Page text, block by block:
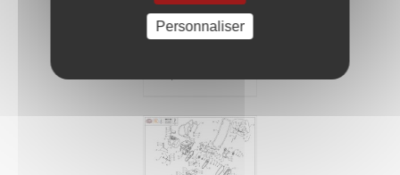
Ajouter Détails
Personnaliser